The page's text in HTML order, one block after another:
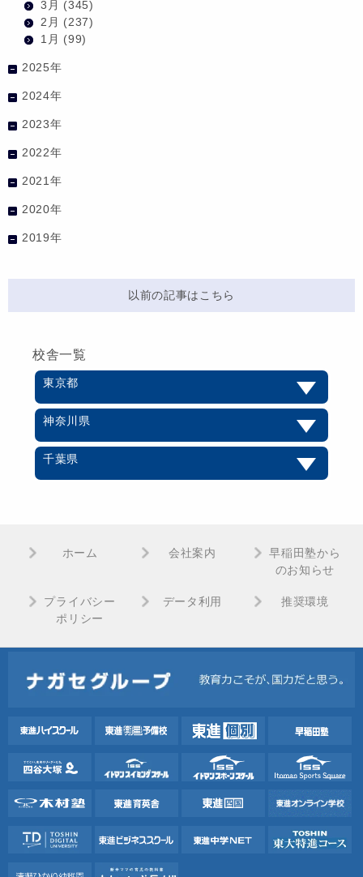
3月 (345)
2月 (237)
1月 (99)
2025年
2024年
2023年
2022年
2021年
2020年
2019年
以前の記事はこちら
校舎一覧
東京都
神奈川県
千葉県
ホーム 会社案内
早稲田塾から
のお知らせ
プライバシー
ポリシー
データ利用 推奨環境